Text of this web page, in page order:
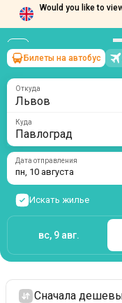
Would you like to
Львов →Павлоград
пн, 10 августа/1 пассажир
Билеты на автобус
Откуда
Куда
Дата отправления
пн, 10 августа
Искать жилье
вс, 9 авг.
Сначала